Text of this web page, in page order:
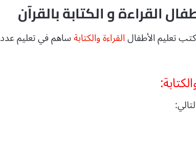
القراءة و الكتابة بالقرآن
تعليم الأطفالالقراءة والكتابةساهم في تعليم عدد